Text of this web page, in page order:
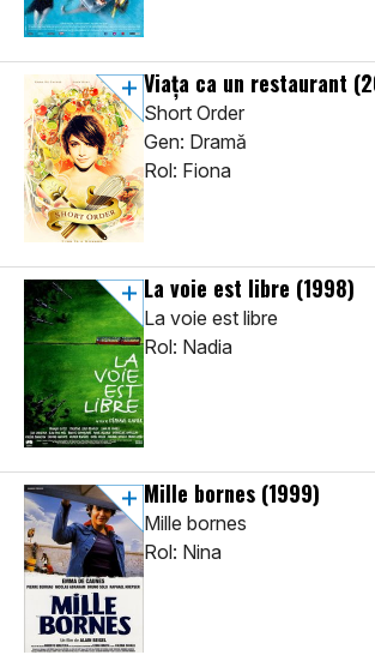
Viața ca un restaurant
Short Order
Gen: Dramă
Rol: Fiona
La voie est libre (1998)
La voie est libre
Rol: Nadia
Mille bornes (1999)
Mille bornes
Rol: Nina